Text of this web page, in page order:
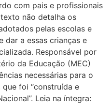
com pais e profissionais
não detalha os
pelas escolas e
dar a essas crianças e
Responsável por
da Educação (MEC)
necessárias para o
foi “construída e
Leia na íntegra: